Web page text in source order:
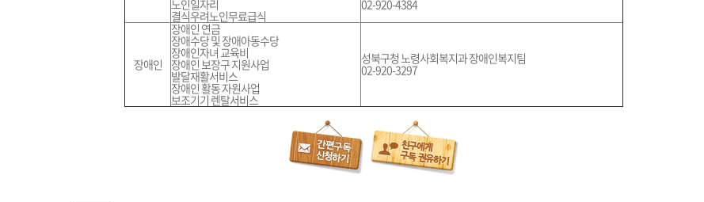
노인일자리
결식우려노인무료급식
02-920-4384
장애인
장애인 연금
장애수당 및 장애아동수당
장애인자녀 교육비
장애인 보장구 지원사업
발달재활서비스
장애인 활동 자원사업
보조기기 렌탈서비스
성북구청 노령사회복지과 장애인복지팀
02-920-3297